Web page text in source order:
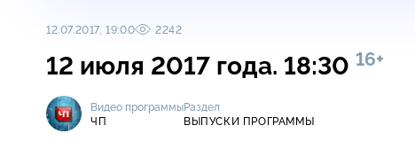
12.07.2017, 19:00 2242
12 июля 2017 года. 18:30 16+
Видео программы
ЧП
Раздел
ВЫПУСКИ ПРОГРАММЫ